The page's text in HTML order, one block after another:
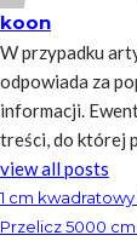
koon
W przypadku
odpowiada za
informacji.
treści, do której
view all posts
1 cm
Przelicz 5000